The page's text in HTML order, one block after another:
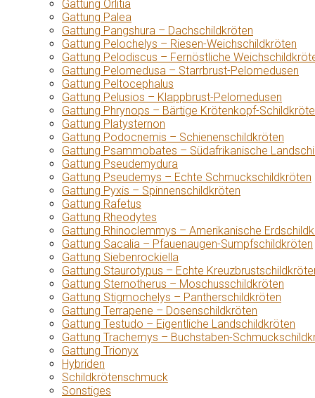
Gattung Orlitia
Gattung Palea
Gattung Pangshura – Dachschildkröten
Gattung Pelochelys – Riesen-Weichschildkröten
Gattung Pelodiscus – Fernöstliche
Gattung Pelomedusa – Starrbrust-Pelomedusen
Gattung Peltocephalus
Gattung Pelusios – Klappbrust-Pelomedusen
Gattung Phrynops – Bärtige Krötenkopf-
Gattung Platysternon
Gattung Podocnemis – Schienenschildkröten
Gattung Psammobates – Südafrikanische
Gattung Pseudemydura
Gattung Pseudemys – Echte Schmuckschildkröten
Gattung Pyxis – Spinnenschildkröten
Gattung Rafetus
Gattung Rheodytes
Gattung Rhinoclemmys – Amerikanische
Gattung Sacalia – Pfauenaugen-Sumpfschildkröten
Gattung Siebenrockiella
Gattung Staurotypus – Echte
Gattung Sternotherus – Moschusschildkröten
Gattung Stigmochelys – Pantherschildkröten
Gattung Terrapene – Dosenschildkröten
Gattung Testudo – Eigentliche Landschildkröten
Gattung Trachemys – Buchstaben-
Gattung Trionyx
Hybriden
Schildkrötenschmuck
Sonstiges